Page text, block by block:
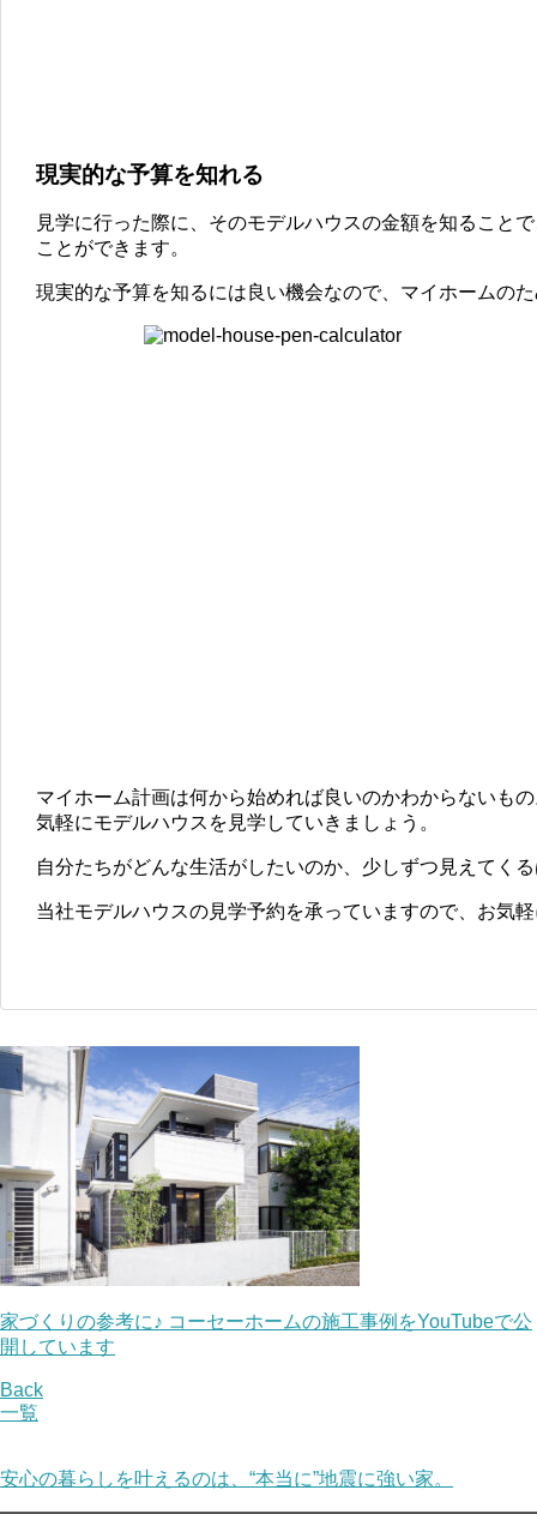
現実的な予算を知れる
見学に行った際に、そのモデルハウスの金額を知ること
ことができます。
現実的な予算を知るには良い機会なので、マイホームの
マイホーム計画は何から始めれば良いのかわからないも
気軽にモデルハウスを見学していきましょう。
自分たちがどんな生活がしたいのか、少しずつ見えてく
当社モデルハウスの見学予約を承っていますので、お気
家づくりの参考に♪ コーセーホームの施工事例をYouTubeで公
開しています
Back
一覧
安心の暮らしを叶えるのは、“本当に”地震に強い家。